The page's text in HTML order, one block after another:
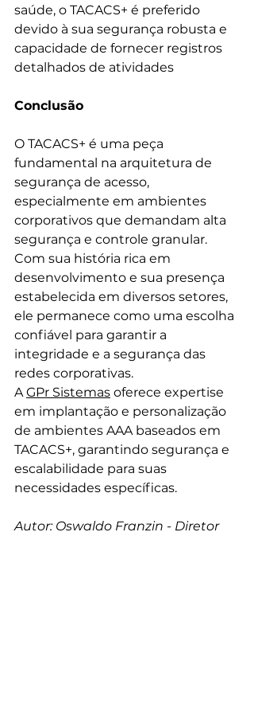
saúde, o TACACS+ é preferido
devido à sua segurança robusta e
capacidade de fornecer registros
detalhados de atividades
Conclusão
O TACACS+ é uma peça
fundamental na arquitetura de
segurança de acesso,
especialmente em ambientes
corporativos que demandam alta
segurança e controle granular.
Com sua história rica em
desenvolvimento e sua presença
estabelecida em diversos setores,
ele permanece como uma escolha
confiável para garantir a
integridade e a segurança das
redes corporativas.
A GPr Sistemas oferece expertise
em implantação e personalização
de ambientes AAA baseados em
TACACS+, garantindo segurança e
escalabilidade para suas
necessidades específicas.
Autor: Oswaldo Franzin - Diretor